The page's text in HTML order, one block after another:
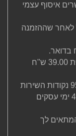
איסוף עצמי
לאחר שההזמנה
בדואר.
ניתן לקבל משלוחים עם שליח בתוספת 39.00 ש"ח
ניתן לאסוף משלוחים גם באחת מ-950 נקודות השירות
של צ'יטה שופס בכל רחבי הארץ תוך 4 ימי עסקים
לך